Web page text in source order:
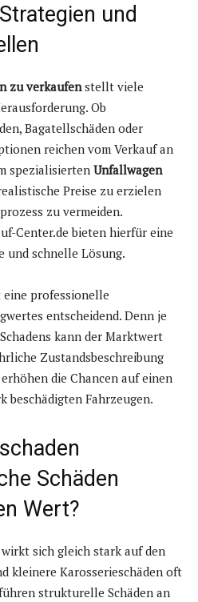
und
zu verkaufenstellt viele
Ob
Bagatellschäden oder
reichen vom Verkauf an
spezialisierten Unfallwagen
Preise zu erzielen
zu vermeiden.
Center.de bieten hierfür eine
schnelle Lösung.
professionelle
entscheidend. Denn je
kann der Marktwert
Zustandsbeschreibung
die Chancen auf einen
beschädigten Fahrzeugen.
Schäden
Wert?
sich gleich stark auf den
kleinere Karosserieschäden oft
strukturelle Schäden an